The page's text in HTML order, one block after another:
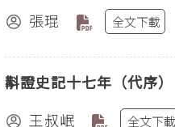
張琨
全文下載
斠證史記十七年（代序）
王叔岷
全文下載